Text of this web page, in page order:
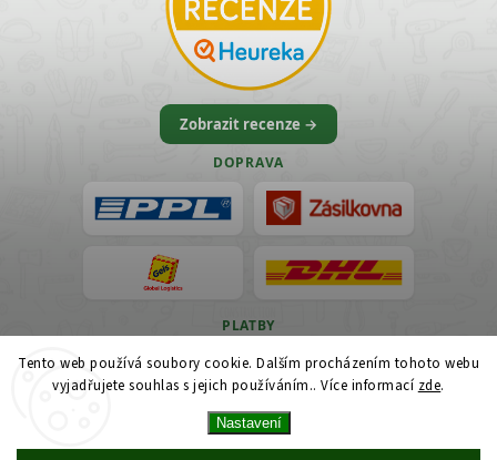
Tento web používá soubory cookie. Dalším procházením tohoto webu
vyjadřujete souhlas s jejich používáním.. Více informací zde.
Nastavení
Zobrazit recenze →
DOPRAVA
PLATBY
VISA